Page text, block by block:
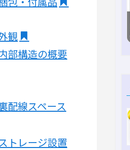
観
部構造の概要
配線スペース
トレージ設置